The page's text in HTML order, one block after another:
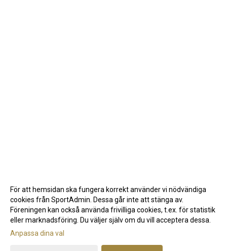
Gå till Webbversion
För att hemsidan ska fungera korrekt använder vi nödvändiga
cookies från SportAdmin. Dessa går inte att stänga av.
Föreningen kan också använda frivilliga cookies, t.ex. för statistik
eller marknadsföring. Du väljer själv om du vill acceptera dessa.
Anpassa dina val